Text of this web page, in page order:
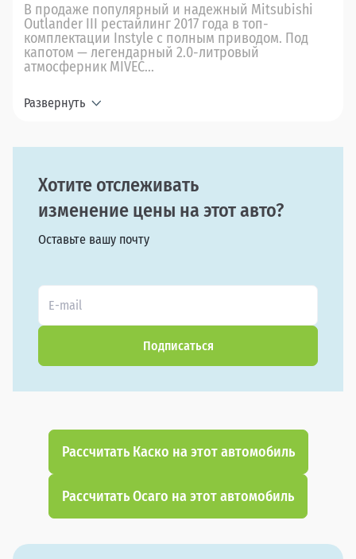
В продаже популярный и надежный Mitsubishi
Outlander III рестайлинг 2017 года в топ-
комплектации Instyle с полным приводом. Под
капотом — легендарный 2.0-литровый
атмосферник MIVEC...
Развернуть
Хотите отслеживать
изменение цены на этот авто?
Оставьте вашу почту
Подписаться
Рассчитать Каско на этот автомобиль
Рассчитать Осаго на этот автомобиль